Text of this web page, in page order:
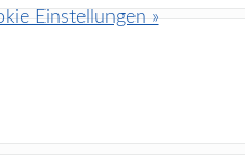
Einstellungen »